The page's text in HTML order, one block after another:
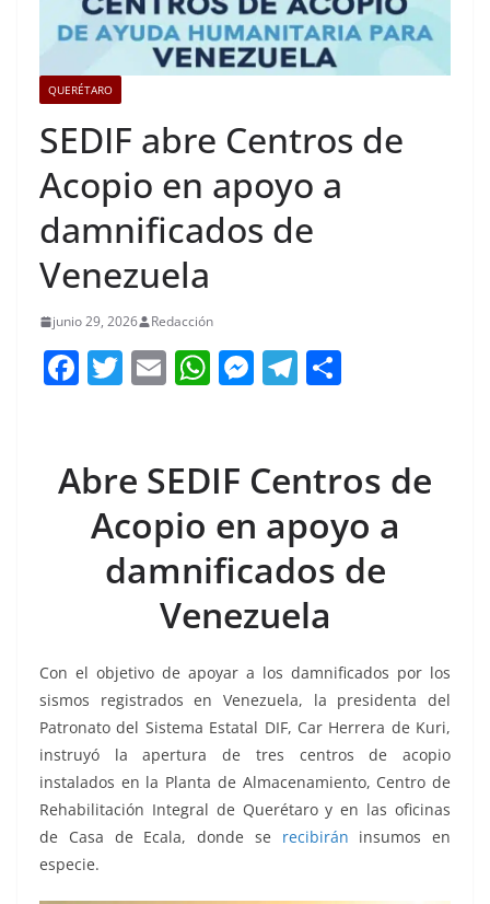
QUERÉTARO
SEDIF abre Centros de
Acopio en apoyo a
damnificados de
Venezuela
junio 29, 2026 Redacción
F
e
b
o
T
er
E
l
W
s
A
p
p
M
e
n
g
er
T
gr
a
m
p
ar
tir
Abre SEDIF Centros de
Acopio en apoyo a
damnificados de
Venezuela
Con el objetivo de apoyar a los damnificados por los
sismos registrados en Venezuela, la presidenta del
Patronato del Sistema Estatal DIF, Car Herrera de Kuri,
instruyó la apertura de tres centros de acopio
instalados en la Planta de Almacenamiento, Centro de
Rehabilitación Integral de Querétaro y en las oficinas
de Casa de Ecala, donde se recibirán insumos en
especie.